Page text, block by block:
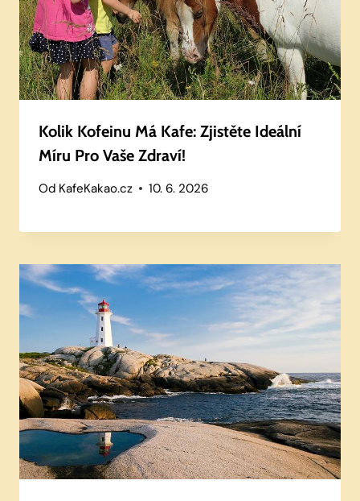
Kolik Kofeinu Má Kafe: Zjistěte Ideální
Míru Pro Vaše Zdraví!
Od KafeKakao.cz 10. 6. 2026